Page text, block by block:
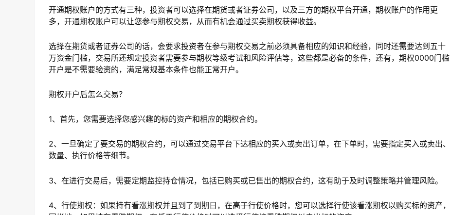
开通期权账户的方式有三种，投资者可以选择在期货或者证券公司，以及三方的期权平台开通，期权账户的作用更
多，开通期权账户可以让您参与期权交易，从而有机会通过买卖期权获得收益。
选择在期货或者证券公司的话，会要求投资者在参与期权交易之前必须具备相应的知识和经验，同时还需要达到五十
万资金门槛，交易所还规定投资者需要参与期权等级考试和风险评估等，这些都是必备的条件，还有，期权0000门槛
开户是不需要验资的，满足常规基本条件也能正常开户。
期权开户后怎么交易？
1、首先，您需要选择您感兴趣的标的资产和相应的期权合约。
2、一旦确定了要交易的期权合约，可以通过交易平台下达相应的买入或卖出订单，在下单时，需要指定买入或卖出、
数量、执行价格等细节。
3、在进行交易后，需要定期监控持仓情况，包括已购买或已售出的期权合约，这有助于及时调整策略并管理风险。
4、行使期权：如果持有看涨期权并且到了到期日，在高于行使价格时，您可以选择行使该看涨期权以购买标的资产，